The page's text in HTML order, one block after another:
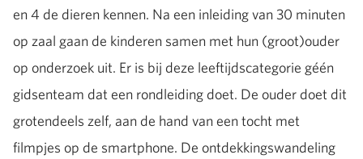
en 4 de dieren kennen. Na een inleiding van 30 minuten
op zaal gaan de kinderen samen met hun (groot)ouder
op onderzoek uit. Er is bij deze leeftijdscategorie géén
gidsenteam dat een rondleiding doet. De ouder doet dit
grotendeels zelf, aan de hand van een tocht met
filmpjes op de smartphone. De ontdekkingswandeling